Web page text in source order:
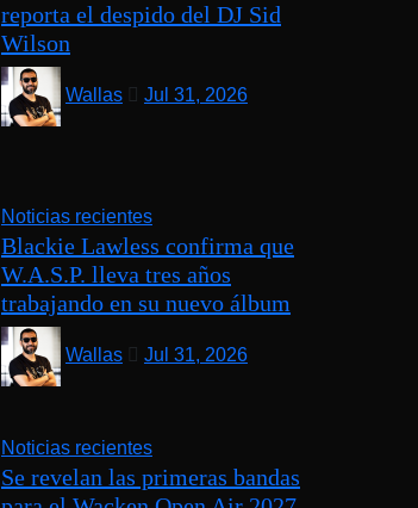
reporta el despido del DJ Sid
Wilson
Wallas Jul 31, 2026
Noticias recientes
Blackie Lawless confirma que
W.A.S.P. lleva tres años
trabajando en su nuevo álbum
Wallas Jul 31, 2026
Noticias recientes
Se revelan las primeras bandas